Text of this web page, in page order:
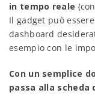
in tempo reale
Il gadget può
dashboard
esempio con le
Con un semplice
passa alla